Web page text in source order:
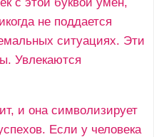
не поддается
ситуациях. Эти
Увлекаются
и она символизирует
Если у человека